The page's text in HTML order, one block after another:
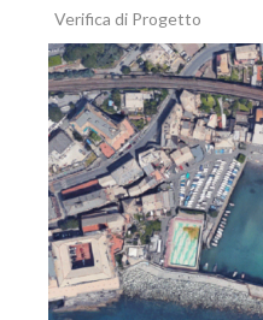
Verifica di Progetto